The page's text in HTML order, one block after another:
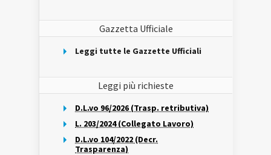
Gazzetta Ufficiale
Leggi tutte le Gazzette Ufficiali
Leggi più richieste
D.L.vo 96/2026 (Trasp. retributiva)
L. 203/2024 (Collegato Lavoro)
D.L.vo 104/2022 (Decr.
Trasparenza)